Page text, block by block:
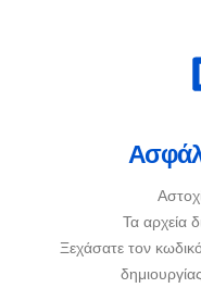
Τα αρχεία
Ξεχάσατε τον